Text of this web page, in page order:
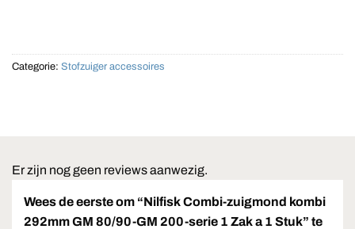
Categorie: Stofzuiger accessoires
Er zijn nog geen reviews aanwezig.
Wees de eerste om “Nilfisk Combi-zuigmond kombi
292mm GM 80/90-GM 200-serie 1 Zak a 1 Stuk” te